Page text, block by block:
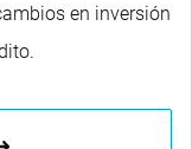
en inversión